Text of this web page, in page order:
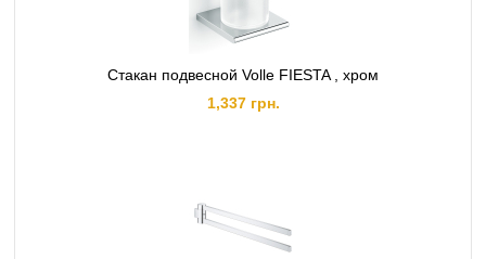
Стакан подвесной Volle FIESTA , хром
1,337 грн.